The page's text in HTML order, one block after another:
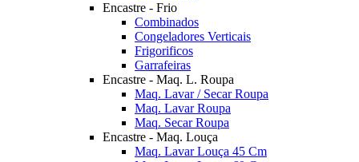
Encastre - Frio
Combinados
Congeladores Verticais
Frigorificos
Garrafeiras
Encastre - Maq. L. Roupa
Maq. Lavar / Secar Roupa
Maq. Lavar Roupa
Maq. Secar Roupa
Encastre - Maq. Louça
Maq. Lavar Louça 45 Cm